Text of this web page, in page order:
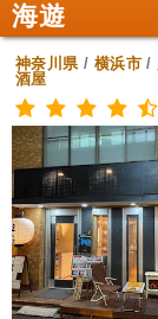
海遊
神奈川県/ 横浜市/
酒屋